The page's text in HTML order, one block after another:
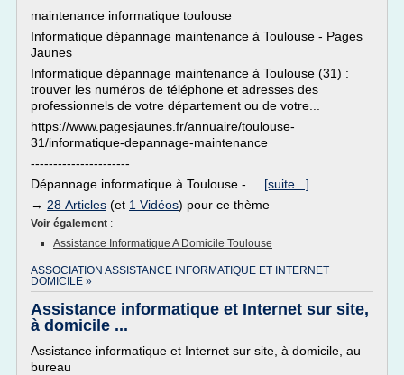
maintenance informatique toulouse
Informatique dépannage maintenance à Toulouse - Pages
Jaunes
Informatique dépannage maintenance à Toulouse (31) :
trouver les numéros de téléphone et adresses des
professionnels de votre département ou de votre...
https://www.pagesjaunes.fr/annuaire/toulouse-
31/informatique-depannage-maintenance
----------------------
Dépannage informatique à Toulouse -... [suite...]
→ 28 Articles (et 1 Vidéos) pour ce thème
Voir également :
Assistance Informatique A Domicile Toulouse
ASSOCIATION ASSISTANCE INFORMATIQUE ET INTERNET
DOMICILE »
Assistance informatique et Internet sur site,
à domicile ...
Assistance informatique et Internet sur site, à domicile, au
bureau